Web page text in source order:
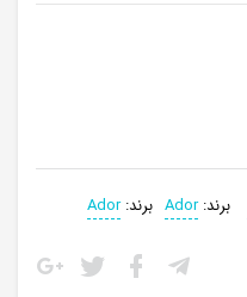
برند:Ador برند:Ador